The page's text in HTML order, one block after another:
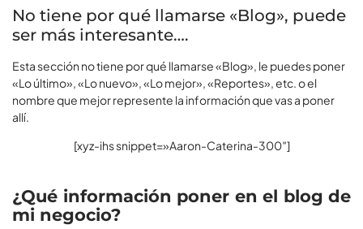
No tiene por qué llamarse «Blog», puede
ser más interesante….
Esta sección no tiene por qué llamarse «Blog», le puedes poner
«Lo último», «Lo nuevo», «Lo mejor», «Reportes», etc. o el
nombre que mejor represente la información que vas a poner
allí.
[xyz-ihs snippet=»Aaron-Caterina-300″]
¿Qué información poner en el blog de
mi negocio?